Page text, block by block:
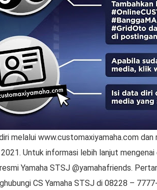
melalui www.customaxiyamaha.com
Untuk informasi lebih lanjut
Yamaha STSJ @yamahafriends.
CS Yamaha STSJ di 08228 –